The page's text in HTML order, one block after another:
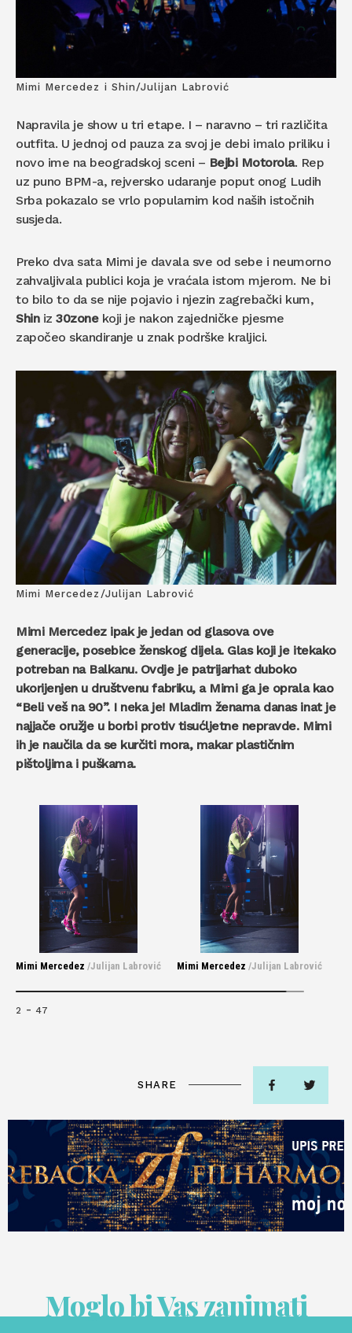
Mimi Mercedez i Shin/Julijan Labrović
Napravila je show u tri etape. I – naravno – tri različita
outfita. U jednoj od pauza za svoj je debi imalo priliku i
novo ime na beogradskoj sceni – Bejbi Motorola. Rep
uz puno BPM-a, rejversko udaranje poput onog Ludih
Srba pokazalo se vrlo popularnim kod naših istočnih
susjeda.
Preko dva sata Mimi je davala sve od sebe i neumorno
zahvaljivala publici koja je vraćala istom mjerom. Ne bi
to bilo to da se nije pojavio i njezin zagrebački kum,
Shin iz30zone koji je nakon zajedničke pjesme
započeo skandiranje u znak podrške kraljici.
Mimi Mercedez/Julijan Labrović
Mimi Mercedez ipak je jedan od glasova ove
generacije, posebice ženskog dijela. Glas koji je itekako
potreban na Balkanu. Ovdje je patrijarhat duboko
ukorijenjen u društvenu fabriku, a Mimi ga je oprala kao
“Beli veš na 90”. I neka je! Mladim ženama danas inat je
najjače oružje u borbi protiv tisućljetne nepravde. Mimi
ih je naučila da se kurčiti mora, makar plastičnim
pištoljima i puškama.
Mimi Mercedez /Julijan Labrović Mimi Mercedez /Julijan Labrović
2 - 47
SHARE
Moglo bi Vas zanimati